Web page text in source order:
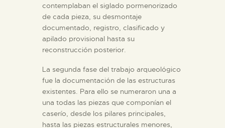
contemplaban el siglado pormenorizado
de cada pieza, su desmontaje
documentado, registro, clasificado y
apilado provisional hasta su
reconstrucción posterior.
La segunda fase del trabajo arqueológico
fue la documentación de las estructuras
existentes. Para ello se numeraron una a
una todas las piezas que componían el
caserío, desde los pilares principales,
hasta las piezas estructurales menores,